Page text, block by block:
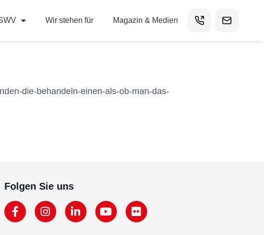
Wir stehen für Magazin & Medien
die-behandeln-einen-als-ob-man-das-
Folgen Sie uns